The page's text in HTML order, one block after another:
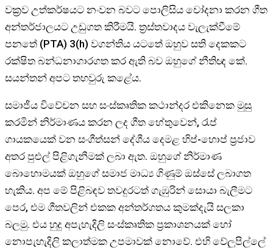
වක්‍රව උත්කර්ෂයට නංවන බවට පොලිසිය චෝදනා කරන ගීත
අන්තර්ජාලයට උඩුගත කිරීමයි. ත්‍රස්තවාදය වැලැක්වීමේ
පනතේ (PTA) 3(h) වගන්තිය යටතේ ඔහුව සති දෙකකට
රක්ෂිත බන්ධනාගාරගත කර ඇති බව ඔහුගේ නීතිඥ කේ.
සයන්තන් අපට තහවුරු කළේය.
සමාජීය විවේචන සහ සංස්කෘතික කථාන්දර එකිනෙක මුසු
කරමින් නිර්මාණය කරන ලද ගීත හේතුවෙන්, රැප්
ගායකයෙක් වන සංගීත්සන් දේශීය දෙමළ හිප්-හොප් ප්‍රජාව
අතර පුළුල් පිළිගැනීමක් ලබා ඇත. ඔහුගේ නිර්මාණ
බොහොමයක් ඔහුගේ සමාජ මාධ්‍ය ගිණුම් ඔස්සේ ලබාගත
හැකිය. අප මේ පිළිබඳව තවදුරටත් ගැඹුරින් සොයා බැලීමට
පෙර, එම ගීතවලින් එකක අන්තර්ගතය කුමක්දැයි සලකා
බලමු. එය හුදු අපැහැදිලි සංස්කෘතික ප්‍රකාශනයක් හෝ
නොපැහැදිලි කලාත්මක උපමාවක් නොවේ. එහි වේලුපිල්ලේ